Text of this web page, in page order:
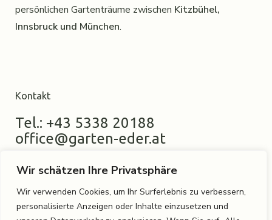
Wir schätzen Ihre Privatsphäre
Wir verwenden Cookies, um Ihr Surferlebnis zu verbessern,
personalisierte Anzeigen oder Inhalte einzusetzen und
persönlichen Gartenträume zwischen Kitzbühel,
Innsbruck und München.
Kontakt
Tel.: +43 5338 20188
office@garten-eder.at